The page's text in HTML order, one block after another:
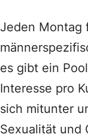
Jeden Montag
es gibt ein
Interesse pro
sich mitunter
Sexualität und